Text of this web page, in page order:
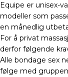
Equipe er unisex-
modeller som
en månedlig
For å privat
derfor følgende
Alle bondage sex
følge med